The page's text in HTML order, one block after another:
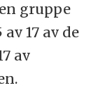
gruppe
17 av de
av